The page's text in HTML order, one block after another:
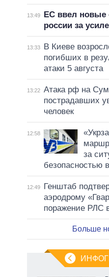
13:49
ЕС ввел новые
россии за
13:33
В Киеве
погибших в
атаки 5 августа
13:22 Атака рф на
пострадавших
человек
12:58
за
безопасностью
12:49
Генштаб
аэродрому
поражение РЛС
Больше